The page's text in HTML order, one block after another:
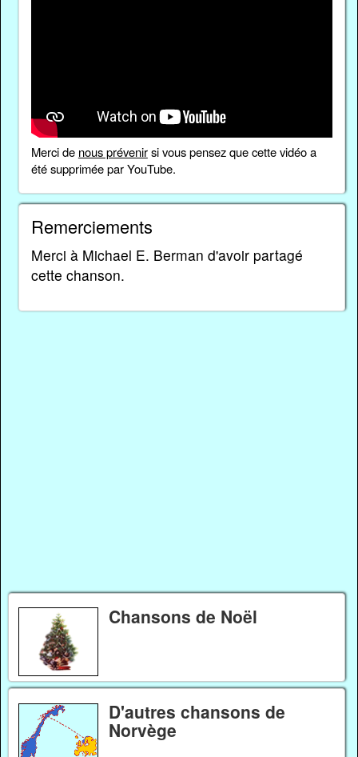
Merci de nous prévenirsi vous pensez que cette vidéo a
été supprimée par YouTube.
Remerciements
Merci à Michael E. Berman d'avoir partagé
cette chanson.
Chansons de Noël
D'autres chansons de
Norvège